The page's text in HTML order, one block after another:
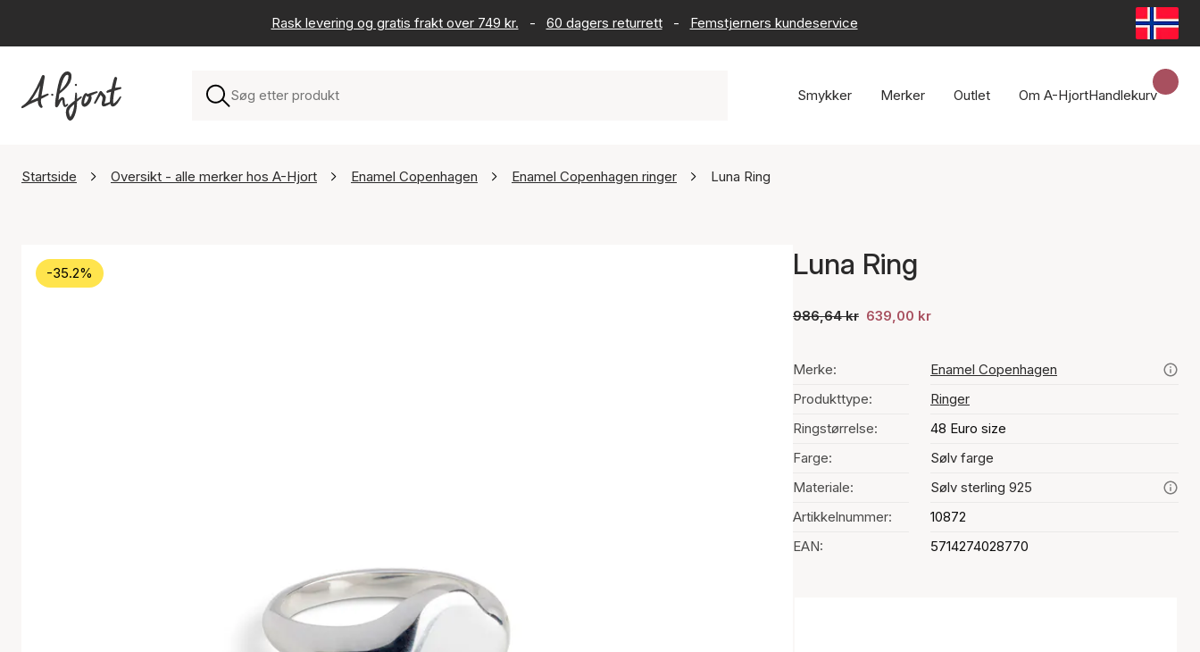
Rask levering og gratis frakt over 749 kr. - 60 dagers returrett - Femstjerners kundeservice
Smykker Merker Outlet Om A-HjortHandlekurv
Startside Oversikt - alle merker hos A-Hjort Enamel Copenhagen Enamel Copenhagen ringer Luna Ring
-35.2% Luna Ring
986,64 kr 639,00 kr
Merke:
Enamel Copenhagen
Produkttype:
Ringer
Ringstørrelse:
48 Euro size
Farge:
Sølv farge
Materiale:
Sølv sterling 925
Artikkelnummer:
10872
EAN:
5714274028770